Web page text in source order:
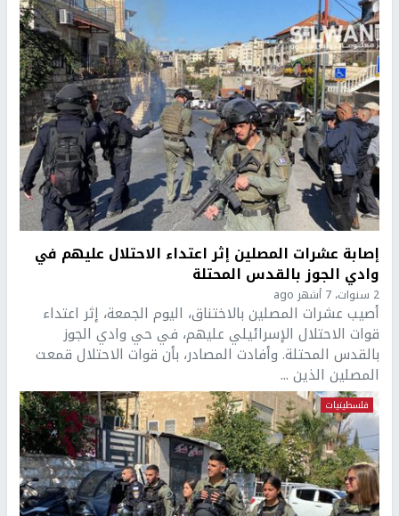
إصابة عشرات المصلين إثر اعتداء الاحتلال عليهم في
وادي الجوز بالقدس المحتلة
2 سنوات، 7 أشهر ago
أصيب عشرات المصلين بالاختناق، اليوم الجمعة، إثر اعتداء
قوات الاحتلال الإسرائيلي عليهم، في حي وادي الجوز
بالقدس المحتلة. وأفادت المصادر، بأن قوات الاحتلال قمعت
المصلين الذين ...
فلسطينيات